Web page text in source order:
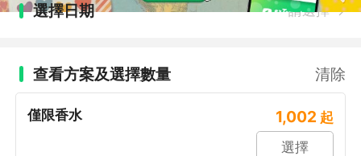
選擇日期 請選擇
查看方案及選擇數量 清除
僅限香水 1,002 起
選擇